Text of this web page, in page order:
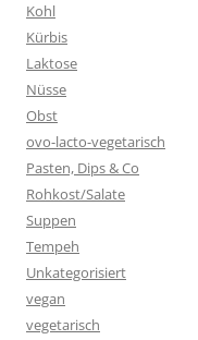
Kohl
Kürbis
Laktose
Nüsse
Obst
ovo-lacto-vegetarisch
Pasten, Dips & Co
Rohkost/Salate
Suppen
Tempeh
Unkategorisiert
vegan
vegetarisch